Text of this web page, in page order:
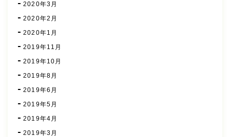
2020年3月
2020年2月
2020年1月
2019年11月
2019年10月
2019年8月
2019年6月
2019年5月
2019年4月
2019年3月